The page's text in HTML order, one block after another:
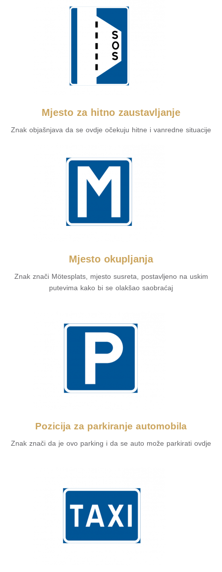
Mjesto za hitno zaustavljanje
Znak objašnjava da se ovdje očekuju hitne i vanredne situacije
Mjesto okupljanja
Znak znači Mötesplats, mjesto susreta, postavljeno na uskim
putevima kako bi se olakšao saobraćaj
Pozicija za parkiranje automobila
Znak znači da je ovo parking i da se auto može parkirati ovdje